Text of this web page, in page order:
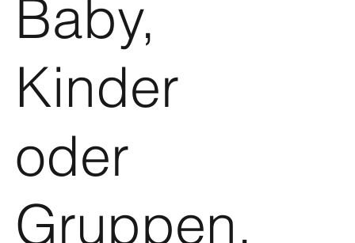
Baby,
Kinder
oder
Gruppen,